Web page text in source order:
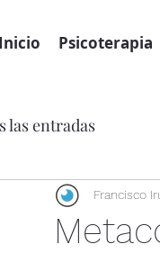
Inicio Psicoterapia
las entradas
Francisco